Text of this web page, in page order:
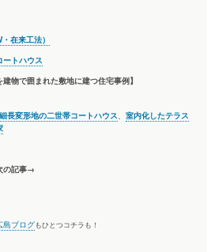
在来工法）
トハウス
建物で囲まれた敷地に建つ住宅事例】
細長変形地の二世帯コートハウス、 室内化したテラス
事→
もひとつコチラも！